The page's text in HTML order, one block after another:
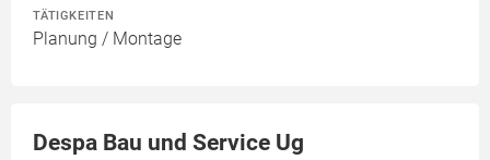
TÄTIGKEITEN
Planung / Montage
Despa Bau und Service Ug